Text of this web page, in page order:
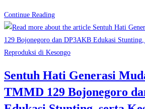
Continue ReadingWujud
Nyata
Gotong
Royong:
TMMD
129
Bojonegoro
Sentuh Hati Generasi
TMMD 129 Bojonegoro